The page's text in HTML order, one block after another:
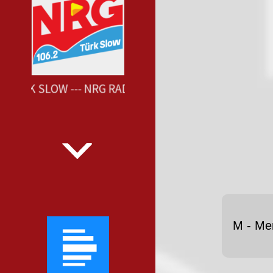
TÜRK SLOW --- NRG RADIO TÜRK SLOW ---
M -